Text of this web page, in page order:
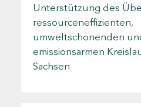
Unterstützung des
ressourceneffizienten,
umweltschonenden
emissionsarmen
Sachsen